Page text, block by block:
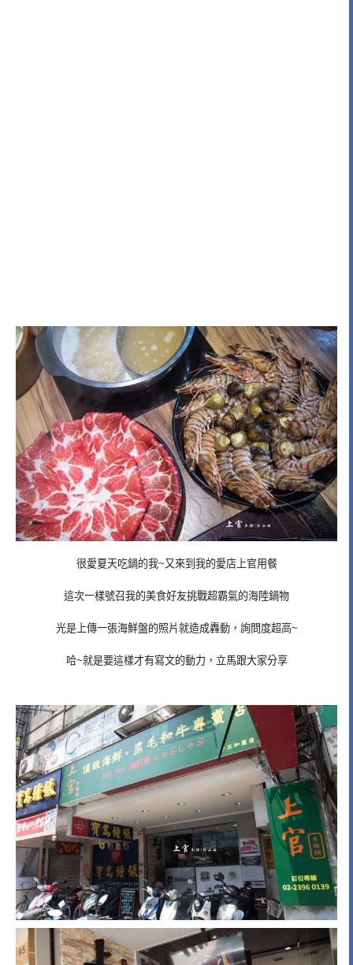
很愛夏天吃鍋的我~又來到我的愛店上官用餐
這次一樣號召我的美食好友挑戰超霸氣的海陸鍋物
光是上傳一張海鮮盤的照片就造成轟動，詢問度超高~
哈~就是要這樣才有寫文的動力，立馬跟大家分享